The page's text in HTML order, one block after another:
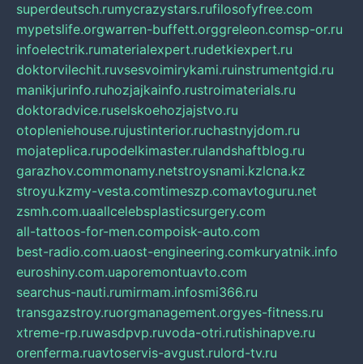
superdeutsch.rumycrazystars.rufilosofyfree.com
mypetslife.orgwarren-buffett.orggreleon.comsp-or.ru
infoelectrik.rumaterialexpert.rudetkiexpert.ru
doktorvilechit.ruvsesvoimirykami.ruinstrumentgid.ru
manikjurinfo.ruhozjajkainfo.rustroimaterials.ru
doktoradvice.ruselskoehozjajstvo.ru
otopleniehouse.rujustinterior.ruchastnyjdom.ru
mojateplica.rupodelkimaster.rulandshaftblog.ru
garazhov.commonamy.netstroysnami.kzlcna.kz
stroyu.kzmy-vesta.comtimeszp.comavtoguru.net
zsmh.com.uaallcelebsplasticsurgery.com
all-tattoos-for-men.compoisk-auto.com
best-radio.com.uaost-engineering.comkuryatnik.info
euroshiny.com.uaporemontuavto.com
searchus-nauti.rumirmam.infosmi366.ru
transgazstroy.ruorgmanagement.orgyes-fitness.ru
xtreme-rp.ruwasdpvp.ruvoda-otri.rutishinapve.ru
orenferma.ruavtoservis-avgust.rulord-tv.ru